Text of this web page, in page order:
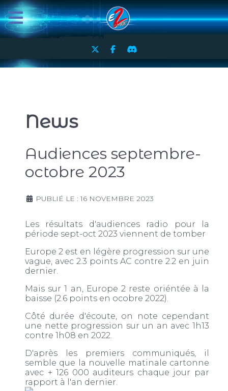
News
Audiences septembre-
octobre 2023
PUBLIÉ LE : 16 NOVEMBRE 2023
Les résultats d'audiences radio pour la
période sept-oct 2023 viennent de tomber
Europe 2 est en légère progression sur une
vague, avec 2.3 points AC contre 2.2 en juin
dernier.
Mais sur 1 an, Europe 2 reste oriéntée à la
baisse (2.6 points en ocobre 2022).
Côté durée d'écoute, on note cependant
une nette progression sur un an avec 1h13
contre 1h08 en 2022.
D'après les premiers communiqués, il
semble que la nouvelle matinale cartonne
avec + 126 000 auditeurs chaque jour par
rapport à l'an dernier.